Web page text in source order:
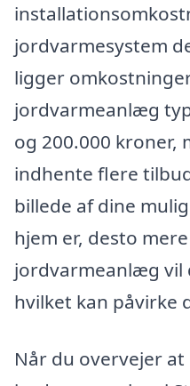
jordvarmesystem
ligger
jordvarmeanlæg
og 200.000 kroner,
indhente flere
billede af dine
hjem er, desto
jordvarmeanlæg vil
hvilket kan påvirke
Når du overvejer